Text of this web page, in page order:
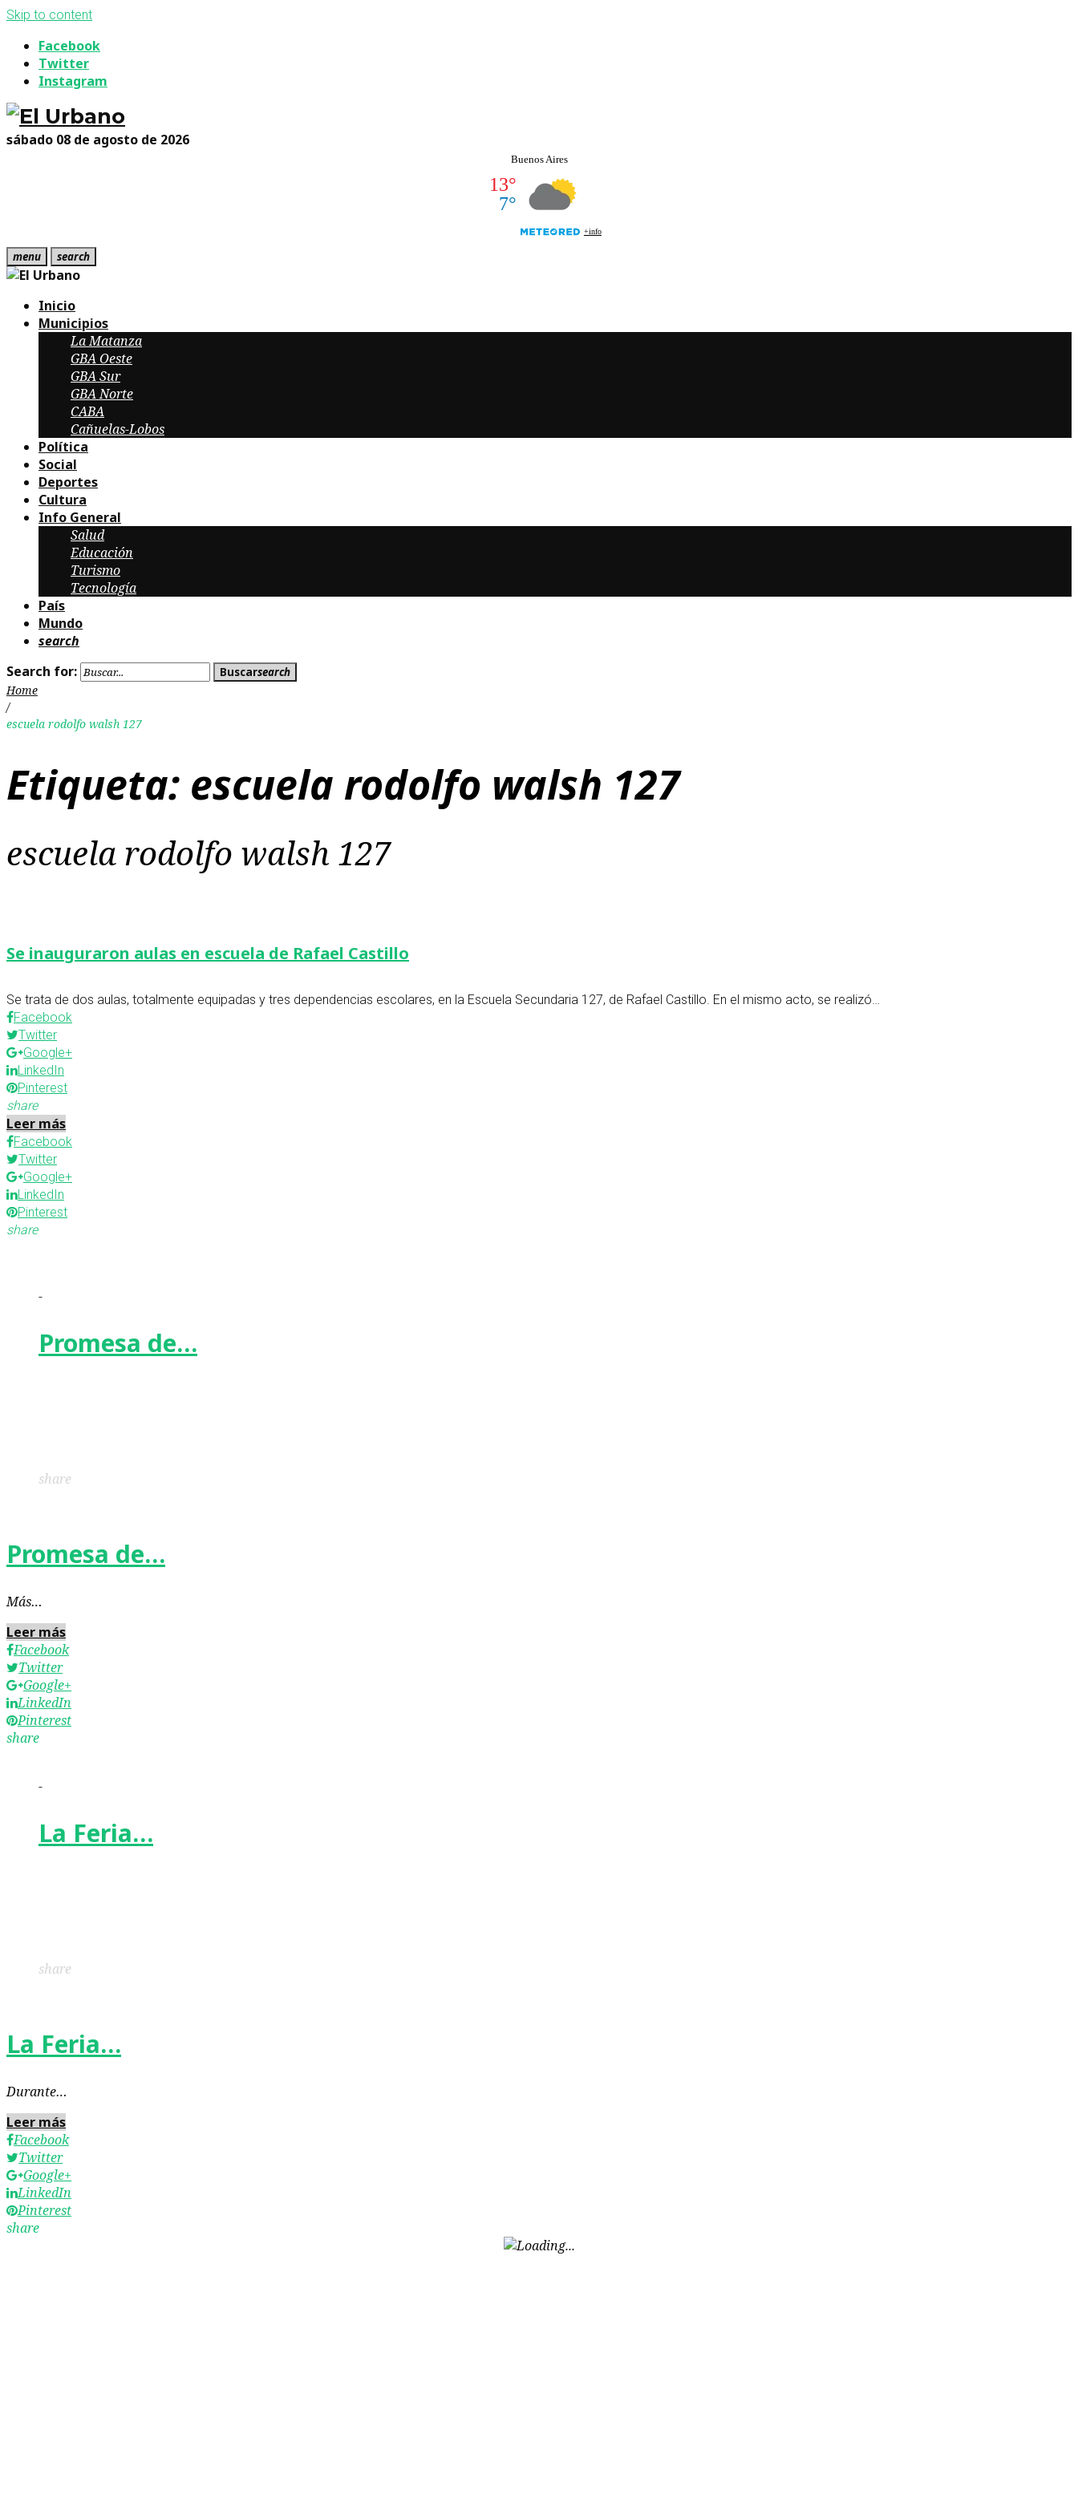
Skip to content
Facebook
Twitter
Instagram
sábado 08 de agosto de 2026
menu search
Inicio
Municipios
La Matanza
GBA Oeste
GBA Sur
GBA Norte
CABA
Cañuelas-Lobos
Política
Social
Deportes
Cultura
Info General
Salud
Educación
Turismo
Tecnología
País
Mundo
search
Search for:
Buscarsearch
Home
/
escuela rodolfo walsh 127
Etiqueta: escuela rodolfo walsh 127
escuela rodolfo walsh 127
Se inauguraron aulas en escuela de Rafael Castillo
Se trata de dos aulas, totalmente equipadas y tres dependencias escolares, en la Escuela Secundaria 127, de Rafael Castillo. En el mismo acto, se realizó…
Facebook
Twitter
Google+
LinkedIn
Pinterest
share
Leer más
Facebook
Twitter
Google+
LinkedIn
Pinterest
share
-
Promesa de…
share
Promesa de…
Más…
Leer más
Facebook
Twitter
Google+
LinkedIn
Pinterest
share
-
La Feria…
share
La Feria…
Durante…
Leer más
Facebook
Twitter
Google+
LinkedIn
Pinterest
share